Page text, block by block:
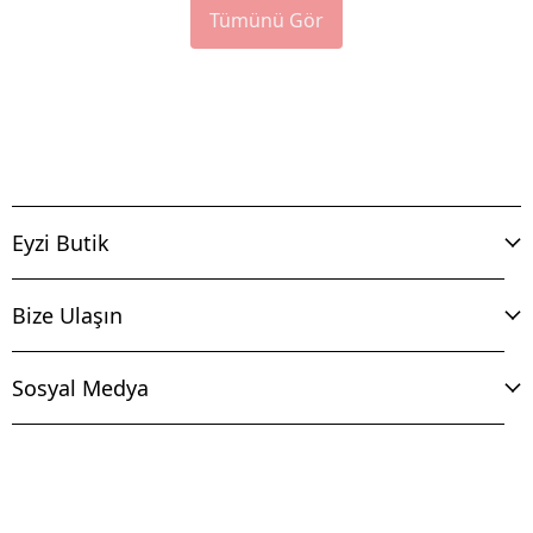
Tümünü Gör
Eyzi Butik
Bize Ulaşın
Sosyal Medya